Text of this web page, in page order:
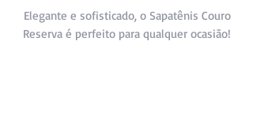
Elegante e sofisticado, o Sapatênis Couro
Reserva é perfeito para qualquer ocasião!